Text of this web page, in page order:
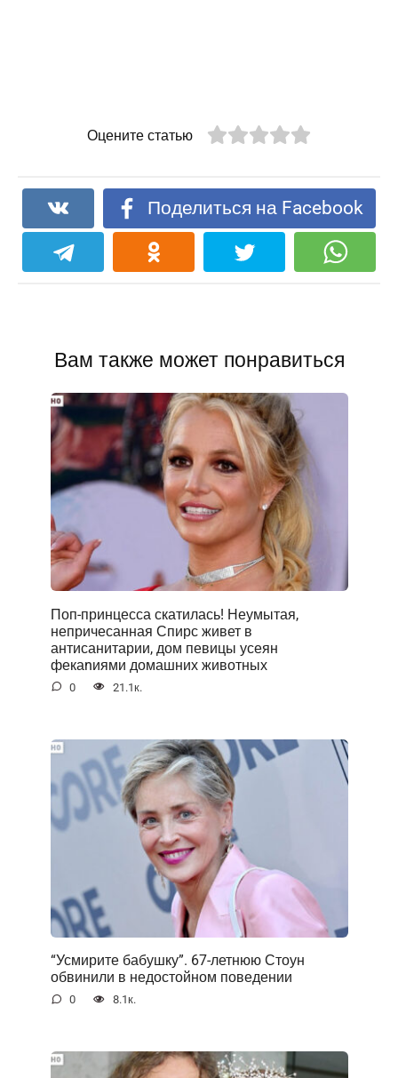
Оцените статью
Поделиться на Facebook
Вам также может понравиться
Поп-принцесса скатилась! Неумытая,
непричесанная Спирс живет в
антисанитарии, дом певицы усеян
фекаnиями домашних животных
0 21.1к.
“Усмирите бабушку”. 67-летнюю Стоун
обвинили в недостойном поведении
0 8.1к.